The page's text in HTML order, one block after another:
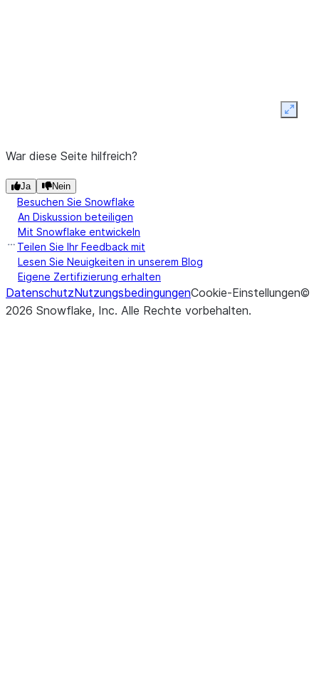
War diese Seite hilfreich?
Ja Nein
Besuchen Sie Snowflake
An Diskussion beteiligen
Mit Snowflake entwickeln
Teilen Sie Ihr Feedback mit
Lesen Sie Neuigkeiten in unserem Blog
Eigene Zertifizierung erhalten
DatenschutzNutzungsbedingungenCookie-Einstellungen©
2026 Snowflake, Inc. Alle Rechte vorbehalten.